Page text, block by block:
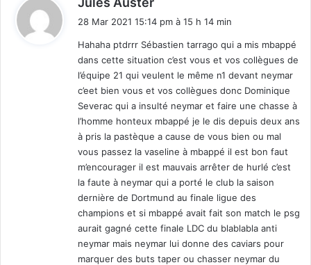
:
28 Mar 2021 15:14 pm à 15 h 14 min
Hahaha ptdrrr Sébastien tarrago qui a mis mbappé
dans cette situation c’est vous et vos collègues de
l’équipe 21 qui veulent le même n1 devant neymar
c’eet bien vous et vos collègues donc Dominique
Severac qui a insulté neymar et faire une chasse à
l’homme honteux mbappé je le dis depuis deux ans
à pris la pastèque a cause de vous bien ou mal
vous passez la vaseline à mbappé il est bon faut
m’encourager il est mauvais arrêter de hurlé c’est
la faute à neymar qui a porté le club la saison
dernière de Dortmund au finale ligue des
champions et si mbappé avait fait son match le psg
aurait gagné cette finale LDC du blablabla anti
neymar mais neymar lui donne des caviars pour
marquer des buts taper ou chasser neymar du